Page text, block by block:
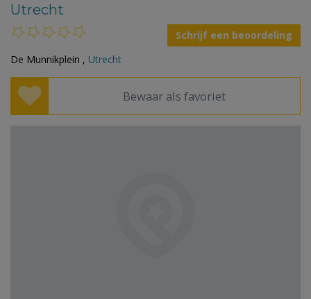
Utrecht
Schrijf een beoordeling
De Munnikplein , Utrecht
Bewaar als favoriet